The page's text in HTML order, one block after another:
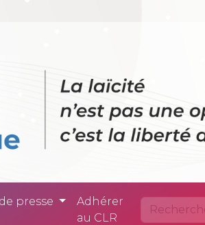
- La
presse
Adhérer
au CLR